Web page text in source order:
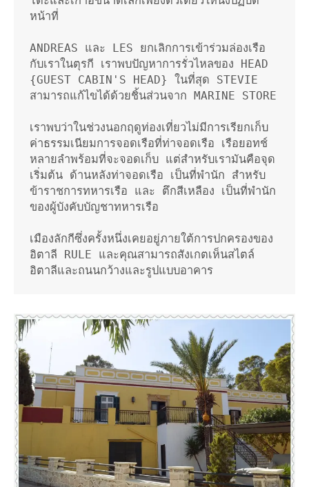
หน้าที่
ANDREAS และ LES ยกเลิกการเข้าร่วมล่องเรือ
กับเราในตุรกี เราพบปัญหาการรั่วไหลของ HEAD
{GUEST CABIN'S HEAD} ในที่สุด STEVIE
สามารถแก้ไขได้ด้วยชิ้นส่วนจาก MARINE STORE
เราพบว่าในช่วงนอกฤดูท่องเที่ยวไม่มีการเรียกเก็บ
ค่าธรรมเนียมการจอดเรือที่ท่าจอดเรือ เรือยอทช์
หลายลำพร้อมที่จะจอดเก็บ แต่สำหรับเรามันคือจุด
เริ่มต้น ด้านหลังท่าจอดเรือ เป็นที่พำนัก สำหรับ
ข้าราชการทหารเรือ และ ตึกสีเหลือง เป็นที่พำนัก
ของผู้บังคับบัญชาทหารเรือ
เมืองลักกีซึ่งครั้งหนึ่งเคยอยู่ภายใต้การปกครองของ
อิตาลี RULE และคุณสามารถสังเกตเห็นสไตล์
อิตาลีและถนนกว้างและรูปแบบอาคาร